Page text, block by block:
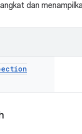
dan